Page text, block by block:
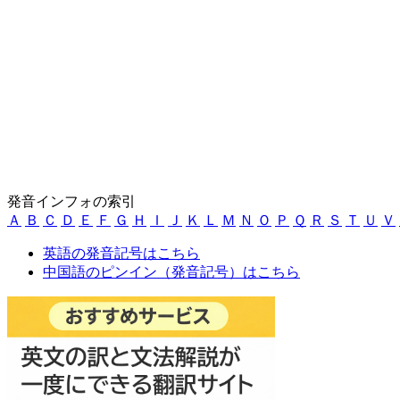
発音インフォの索引
Ａ
Ｂ Ｃ Ｄ Ｅ Ｆ Ｇ Ｈ Ｉ Ｊ Ｋ Ｌ Ｍ Ｎ Ｏ Ｐ Ｑ Ｒ Ｓ Ｔ Ｕ Ｖ
英語の発音記号はこちら
中国語のピンイン（発音記号）はこちら